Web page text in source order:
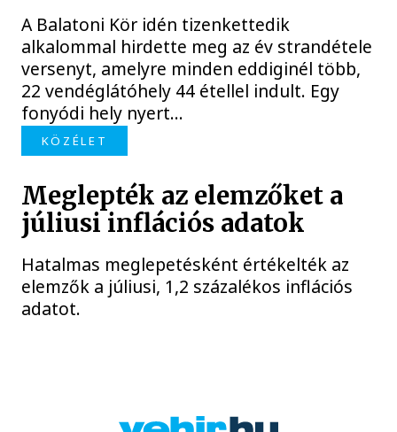
A Balatoni Kör idén tizenkettedik
alkalommal hirdette meg az év strandétele
versenyt, amelyre minden eddiginél több,
22 vendéglátóhely 44 étellel indult. Egy
fonyódi hely nyert...
KÖZÉLET
Meglepték az elemzőket a
júliusi inflációs adatok
Hatalmas meglepetésként értékelték az
elemzők a júliusi, 1,2 százalékos inflációs
adatot.